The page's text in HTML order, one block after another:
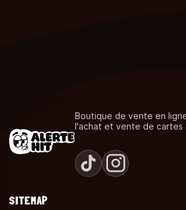
Boutique de vente en
l'achat et vente de cartes
SITEMAP